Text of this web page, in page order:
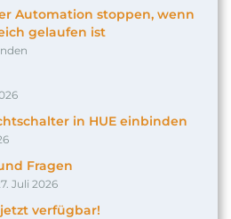
Automation stoppen, wenn
gelaufen ist
in HUE einbinden
Fragen
Juli 2026
verfügbar!